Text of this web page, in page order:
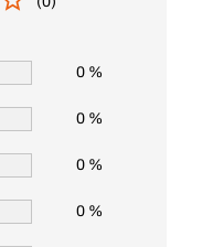
0 %
0 %
0 %
0 %